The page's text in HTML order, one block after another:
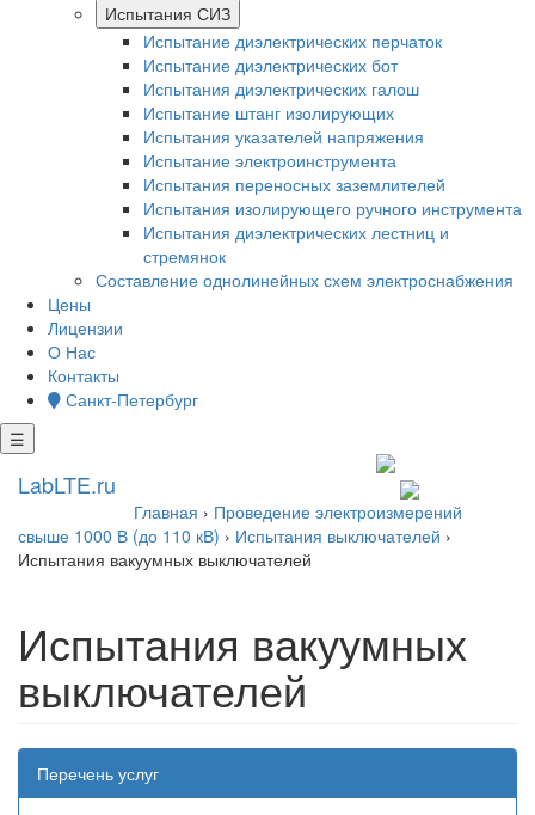
Испытания СИЗ
Испытание диэлектрических перчаток
Испытание диэлектрических бот
Испытания диэлектрических галош
Испытание штанг изолирующих
Испытания указателей напряжения
Испытание электроинструмента
Испытания переносных заземлителей
Испытания изолирующего ручного инструмента
Испытания диэлектрических лестниц и
стремянок
Составление однолинейных схем электроснабжения
Цены
Лицензии
О Нас
Контакты
Санкт-Петербург
☰
LabLTE.ru
Главная › Проведение электроизмерений
свыше 1000 В (до 110 кВ) › Испытания выключателей ›
Испытания вакуумных выключателей
Испытания вакуумных
выключателей
Перечень услуг